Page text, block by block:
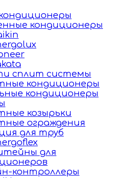
кондиционеры
сплит системы
кондиционеры
кондиционеры
козырьки
ограждения
для труб
для
контроллеры